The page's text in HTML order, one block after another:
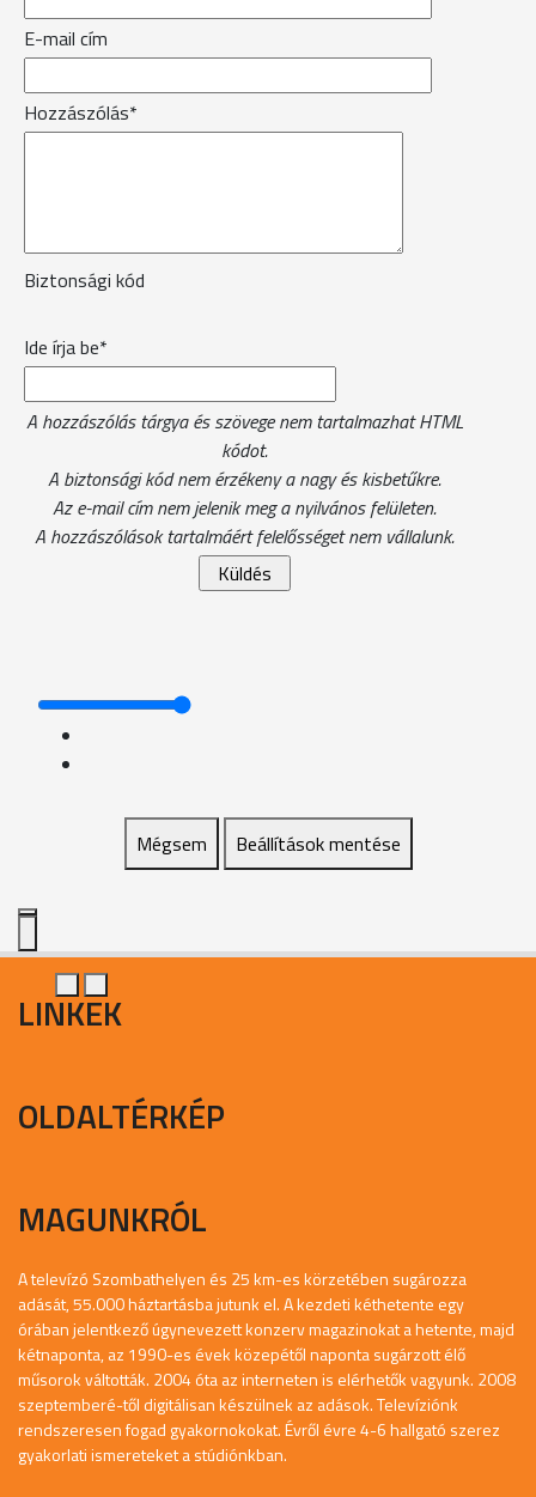
E-mail cím
Hozzászólás*
Biztonsági kód
Ide írja be*
A hozzászólás tárgya és szövege nem tartalmazhat HTML
kódot.
A biztonsági kód nem érzékeny a nagy és kisbetűkre.
Az e-mail cím nem jelenik meg a nyilvános felületen.
A hozzászólások tartalmáért felelősséget nem vállalunk.
Mégsem Beállítások mentése
LINKEK
OLDALTÉRKÉP
MAGUNKRÓL
A televízó Szombathelyen és 25 km-es körzetében sugározza
adását, 55.000 háztartásba jutunk el. A kezdeti kéthetente egy
órában jelentkező úgynevezett konzerv magazinokat a hetente, majd
kétnaponta, az 1990-es évek közepétől naponta sugárzott élő
műsorok váltották. 2004 óta az interneten is elérhetők vagyunk. 2008
szeptemberé-től digitálisan készülnek az adások. Televíziónk
rendszeresen fogad gyakornokokat. Évről évre 4-6 hallgató szerez
gyakorlati ismereteket a stúdiónkban.